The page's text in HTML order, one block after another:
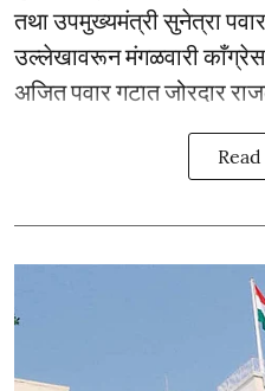
तथा उपमुख्यमंत्री सुनेत्रा पवार
उल्लेखावरून मंगळवारी काँग्रेस
अजित पवार गटात जोरदार